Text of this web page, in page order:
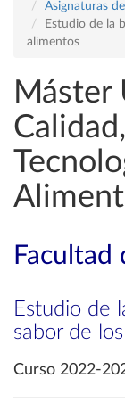
Asignaturas
Estudio de la
alimentos
Máster
Facultad
Estudio de
sabor de
Curso 2022-